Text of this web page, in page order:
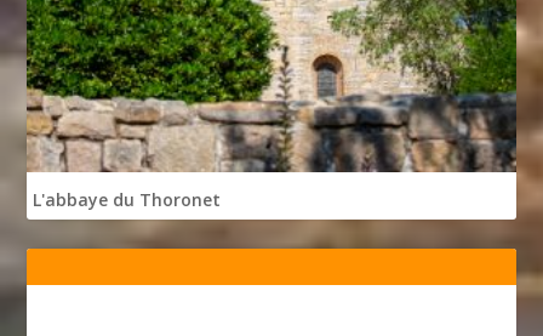
L'abbaye du Thoronet